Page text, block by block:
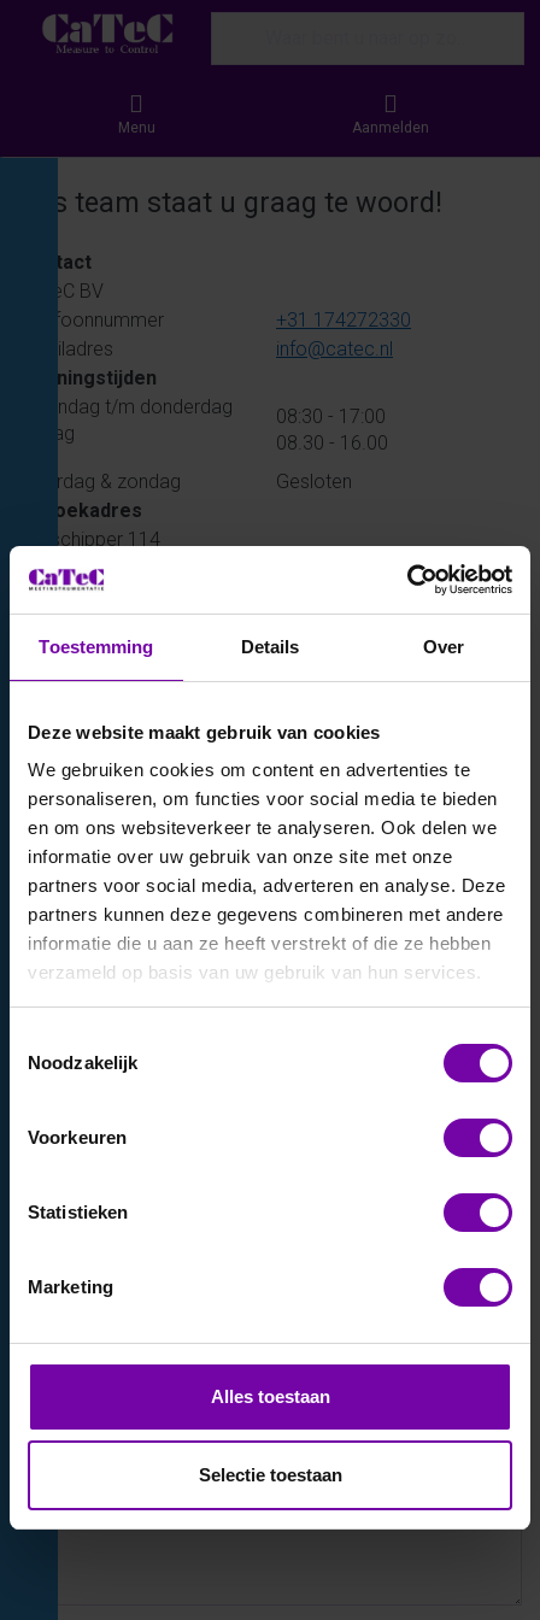
Toestemming Details Over
Deze website maakt gebruik van cookies
We gebruiken cookies om content en advertenties te
personaliseren, om functies voor social media te bieden
en om ons websiteverkeer te analyseren. Ook delen we
informatie over uw gebruik van onze site met onze
partners voor social media, adverteren en analyse. Deze
partners kunnen deze gegevens combineren met andere
informatie die u aan ze heeft verstrekt of die ze hebben
verzameld op basis van uw gebruik van hun services.
Noodzakelijk
Voorkeuren
Statistieken
Marketing
Alles toestaan
Selectie toestaan
Menu Aanmelden
Ons team staat u graag te woord!
Contact
CaTeC BV
Telefoonnummer
+31 174272330
Emailadres
info@catec.nl
Openingstijden
maandag t/m donderdag
vrijdag
08:30 - 17:00
08.30 - 16.00
zaterdag & zondag
Gesloten
Bezoekadres
Turfschipper 114
2292 JB Wateringen
BTW: NL804250777B01
IBAN: NL56ABNA0467773904
Onze FHI leveringsvoorwaarden:
FHI voorwaarden Nederlands
FHI voorwaarden Engels
FHI voorwaarden Frans
Neem contact met ons op
Bedrijfsnaam
Naam